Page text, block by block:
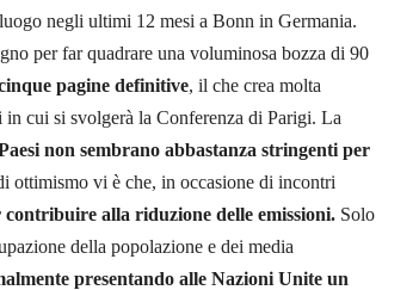
negli ultimi 12 mesi a Bonn in Germania.
per far quadrare una voluminosa bozza di 90
pagine definitive, il che crea molta
cui si svolgerà la Conferenza di Parigi. La
non sembrano abbastanza stringenti per
ottimismo vi è che, in occasione di incontri
alla riduzione delle emissioni. Solo
della popolazione e dei media
presentando alle Nazioni Unite un